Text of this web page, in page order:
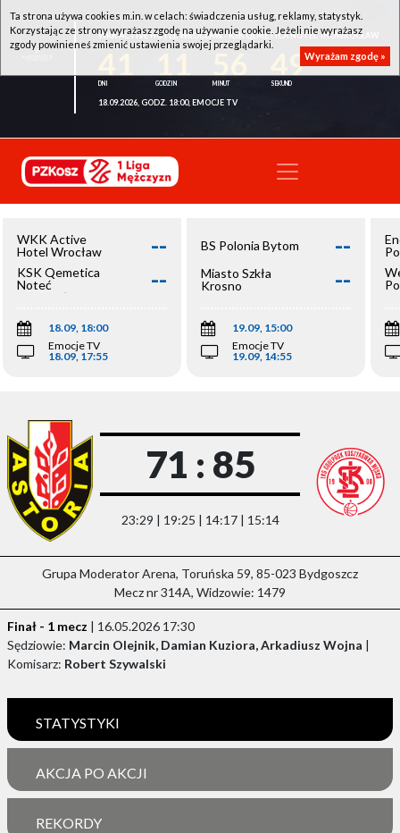
WKK ACTIVE HOTEL WROCŁAW - KSK QEMETICA NOTEĆ INOWROCŁAW
49
18.09.2026, GODZ. 18:00, EMOCJE TV
WKK Active
Hotel Wrocław
--
KSK Qemetica
Noteć
Inowrocław
--
18.09, 18:00
Emocje TV
18.09, 17:55
BS Polonia Bytom --
Miasto Szkła
Krosno
--
19.09, 15:00
Emocje TV
19.09, 14:55
71 : 85
23:29 | 19:25 | 14:17 | 15:14
Grupa Moderator Arena, Toruńska 59, 85-023 Bydgoszcz
Mecz nr 314A, Widzowie: 1479
Finał - 1 mecz | 16.05.2026 17:30
Sędziowie: Marcin Olejnik, Damian Kuziora, Arkadiusz Wojna |
Komisarz: Robert Szywalski
STATYSTYKI
AKCJA PO AKCJI
REKORDY
Ta strona używa cookies m.in. w celach: świadczenia usług, reklamy, statystyk.
Korzystając ze strony wyrażasz zgodę na używanie cookie. Jeżeli nie wyrażasz
zgody powinieneś zmienić ustawienia swojej przeglądarki.
Wyrażam zgodę »